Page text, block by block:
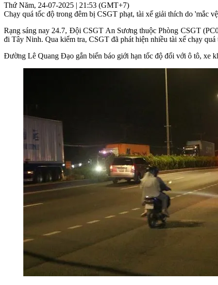
Thứ Năm, 24-07-2025 | 21:53 (GMT+7)
Chạy quá tốc độ trong đêm bị CSGT phạt, tài xế giải thích do 'mắc
Rạng sáng nay 24.7, Đội CSGT An Sương thuộc Phòng CSGT
đi Tây Ninh. Qua kiểm tra, CSGT đã phát hiện nhiều tài xế chạy
Đường Lê Quang Đạo gắn biển báo giới hạn tốc độ đối với ô tô, xe